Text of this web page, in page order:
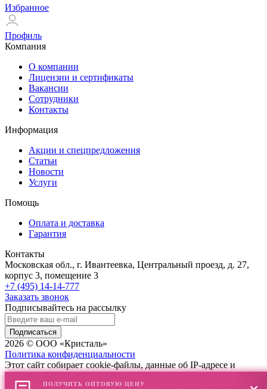
Избранное
Профиль
Компания
О компании
Лицензии и сертификаты
Вакансии
Сотрудники
Контакты
Информация
Акции и спецпредложения
Статьи
Новости
Услуги
Помощь
Оплата и доставка
Гарантия
Контакты
Московская обл., г. Ивантеевка, Центральный проезд, д. 27,
корпус 3, помещение 3
+7 (495) 14-14-777
Заказать звонок
Подписывайтесь на рассылку
Подписаться
2026 © ООО «Кристаль»
Политика конфиденциальности
Этот сайт собирает cookie-файлы, данные об IP-адресе и
сайта означает ваше согласие на обработку таких данных.
ПОЛУЧИТЬ ОПТОВУЮ ЦЕНУ